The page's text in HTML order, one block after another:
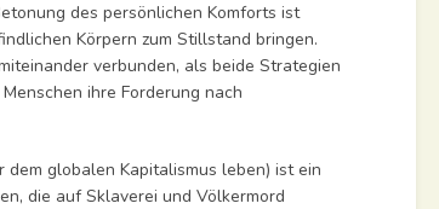
des persönlichen Komforts ist
Körpern zum Stillstand bringen.
verbunden, als beide Strategien
ihre Forderung nach
globalen Kapitalismus leben) ist ein
die auf Sklaverei und Völkermord